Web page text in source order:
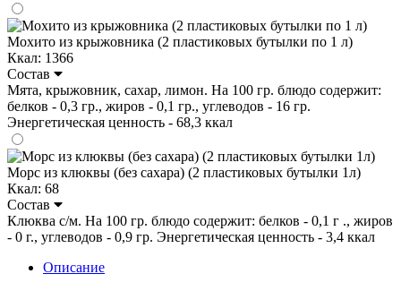
Мохито из крыжовника (2 пластиковых бутылки по 1 л)
Ккал: 1366
Состав
Мята, крыжовник, сахар, лимон. На 100 гр. блюдо содержит:
белков - 0,3 гр., жиров - 0,1 гр., углеводов - 16 гр.
Энергетическая ценность - 68,3 ккал
Морс из клюквы (без сахара) (2 пластиковых бутылки 1л)
Ккал: 68
Состав
Клюква с/м. На 100 гр. блюдо содержит: белков - 0,1 г ., жиров
- 0 г., углеводов - 0,9 гр. Энергетическая ценность - 3,4 ккал
Описание